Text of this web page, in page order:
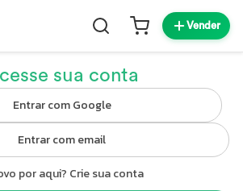
Vender
sua conta
Entrar com Google
Entrar com email
por aqui? Crie sua conta